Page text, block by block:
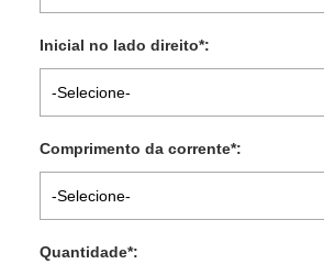
Inicial no lado direito*:
-Selecione-
Comprimento da corrente*:
-Selecione-
Quantidade*: